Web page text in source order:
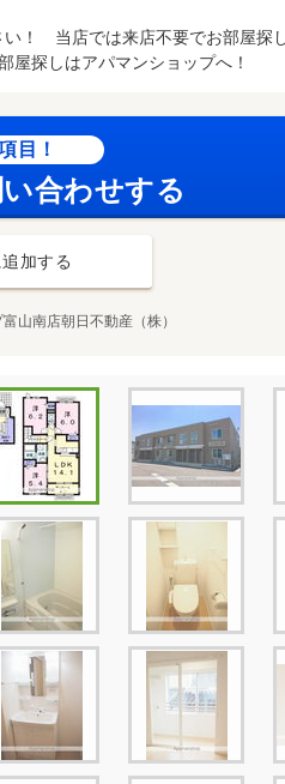
！ 当店では来店不要でお部屋探
屋探しはアパマンショップへ！
目！
合わせする
加する
山南店朝日不動産（株）